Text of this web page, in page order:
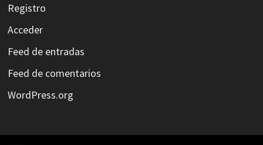
Registro
Acceder
Feed de entradas
Feed de comentarios
WordPress.org